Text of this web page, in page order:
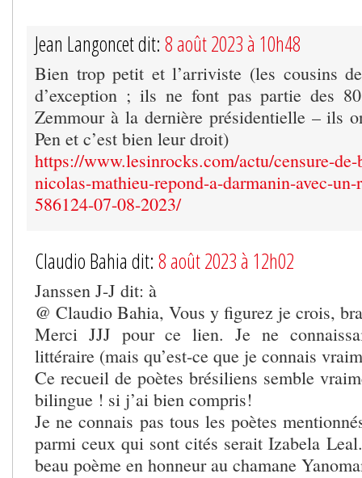
Jean Langoncet dit: 8 août 2023 à 10h48
Bien trop petit et l’arriviste (les cousins
d’exception ; ils ne font pas partie des
Zemmour à la dernière présidentielle – ils
Pen et c’est bien leur droit)
https://www.lesinrocks.com/actu/censure-
nicolas-mathieu-repond-a-darmanin-avec-
586124-07-08-2023/
Claudio Bahia dit: 8 août 2023 à 12h02
Janssen J-J dit: à
@ Claudio Bahia, Vous y figurez je crois,
Merci JJJ pour ce lien. Je ne
littéraire (mais qu’est-ce que je connais
Ce recueil de poètes brésiliens semble
bilingue ! si j’ai bien compris!
Je ne connais pas tous les poètes
parmi ceux qui sont cités serait Izabela
beau poème en honneur au chamane